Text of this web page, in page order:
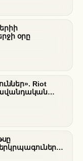
օրը
Riot
ավանդական